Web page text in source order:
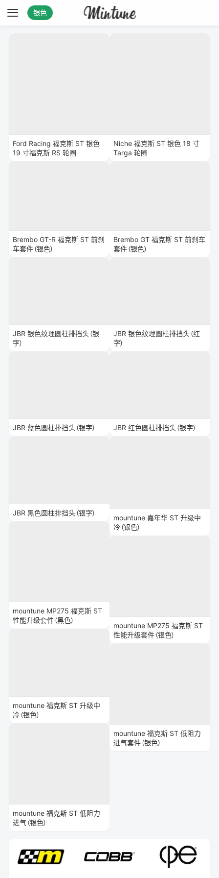
银色
Ford Racing 福克斯 ST 银色
19 寸福克斯 RS 轮圈
Brembo GT-R 福克斯 ST 前刹
车套件（银色）
JBR 银色纹理圆柱排挡头（银
字）
JBR 蓝色圆柱排挡头（银字）
JBR 黑色圆柱排挡头（银字）
mountune MP275 福克斯 ST
性能升级套件（黑色）
mountune 福克斯 ST 升级中
冷（银色）
mountune 福克斯 ST 低阻力
进气（银色）
Niche 福克斯 ST 银色 18 寸
Targa 轮圈
Brembo GT 福克斯 ST 前刹车
套件（银色）
JBR 银色纹理圆柱排挡头（红
字）
JBR 红色圆柱排挡头（银字）
mountune 嘉年华 ST 升级中
冷（银色）
mountune MP275 福克斯 ST
性能升级套件（银色）
mountune 福克斯 ST 低阻力
进气套件（银色）